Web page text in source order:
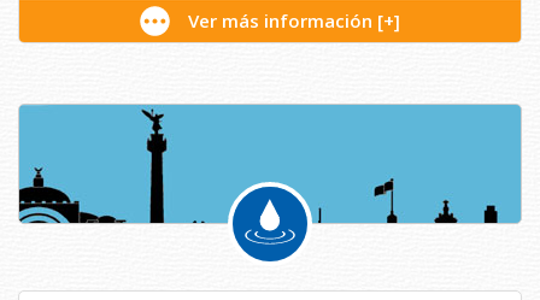
Ver más información [+]